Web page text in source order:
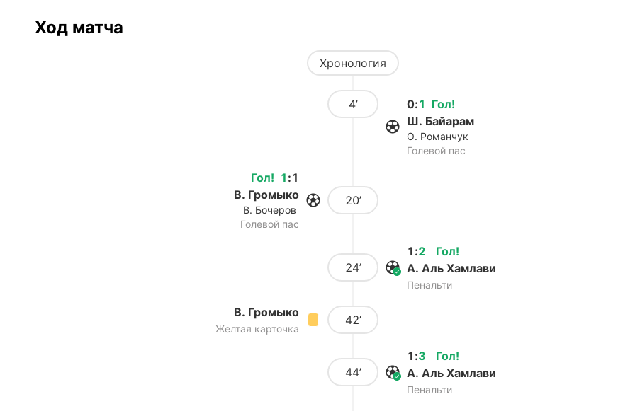
Ход матча
Хронология
4’ Гол!
0:1
Ш. Байарам
О. Романчук
Голевой пас
Гол! 1 :1
В. Громыко
В. Бочеров
Голевой пас
20’
24’
Гол!
1 :2
А. Аль Хамлави
Пенальти
В. Громыко
Желтая карточка
42’
44’
Гол!
1 :3
А. Аль Хамлави
Пенальти